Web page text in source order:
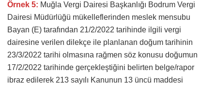
Örnek 5: Muğla Vergi Dairesi Başkanlığı Bodrum Vergi
Dairesi Müdürlüğü mükelleflerinden meslek mensubu
Bayan (E) tarafından 21/2/2022 tarihinde ilgili vergi
dairesine verilen dilekçe ile planlanan doğum tarihinin
23/3/2022 tarihi olmasına rağmen söz konusu doğumun
17/2/2022 tarihinde gerçekleştiğini belirten belge/rapor
ibraz edilerek 213 sayılı Kanunun 13 üncü maddesi